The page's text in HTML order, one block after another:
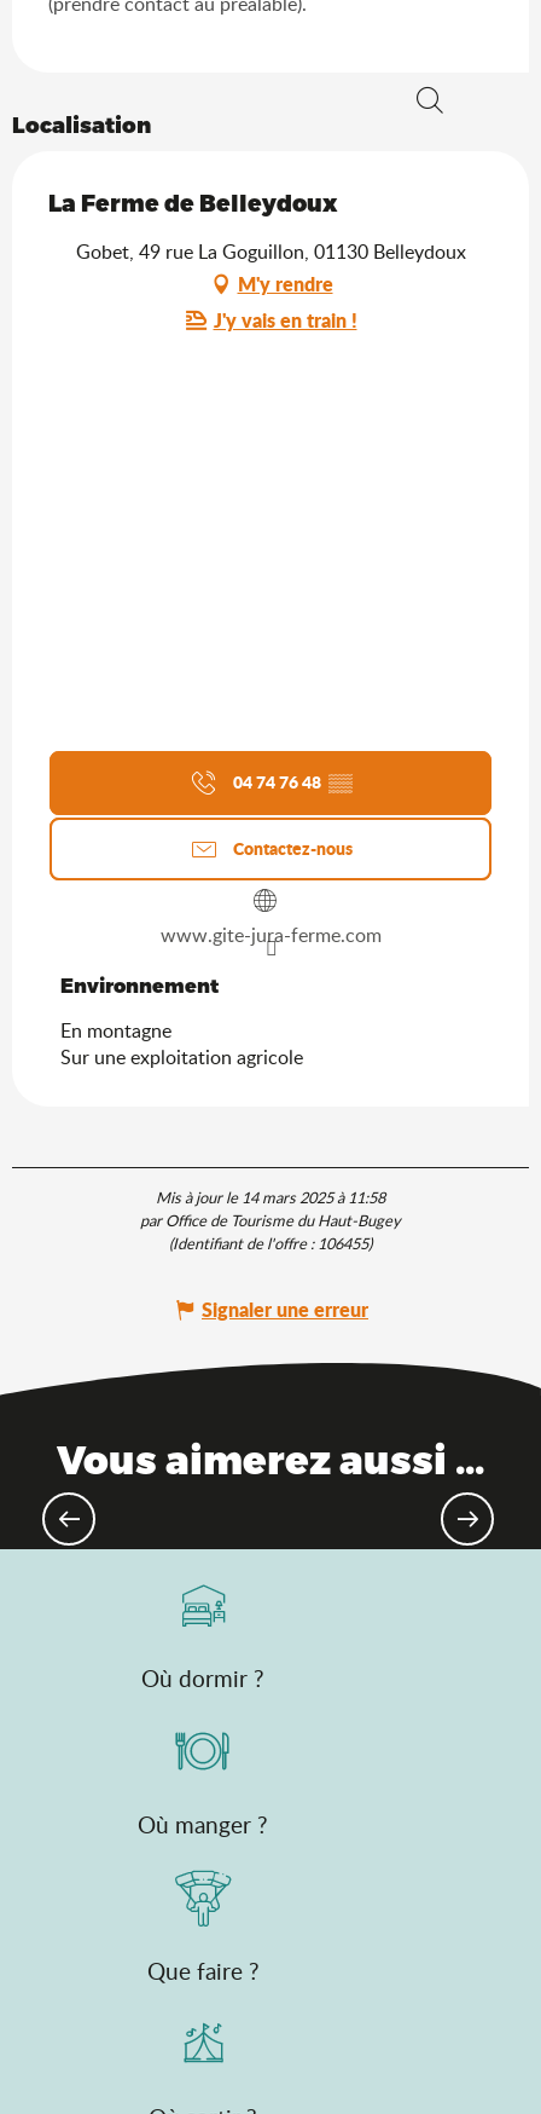
Localisation
La Ferme de Belleydoux
Gobet, 49 rue La Goguillon, 01130 Belleydoux
M'y rendre
J'y vais en train !
04 74 76 48 ▒▒
Contactez-nous
www.gite-jura-ferme.com
Environnement
Environnement
En montagne
Sur une exploitation agricole
Mis à jour le 14 mars 2025 à 11:58
par Office de Tourisme du Haut-Bugey
(Identifiant de l'offre :106455)
Signaler une erreur
Vous aimerez aussi ...
Villes & villages remarquables
Où dormir ?
Où manger ?
Que faire ?